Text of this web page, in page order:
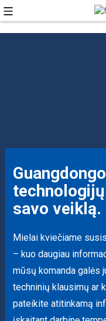
savo veiklą.
Mielai kviečiame
– kuo daugiau
mūsų komanda galės
techninių klausimų ar
pateikite atitinkamą